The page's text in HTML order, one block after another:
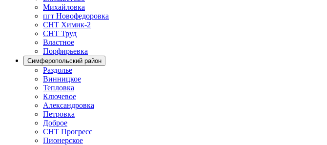
Михайловка
пгт Новофедоровка
СНТ Химик-2
СНТ Труд
Властное
Порфирьевка
Симферопольский район
Раздолье
Винницкое
Тепловка
Ключевое
Александровка
Петровка
Доброе
СНТ Прогресс
Пионерское